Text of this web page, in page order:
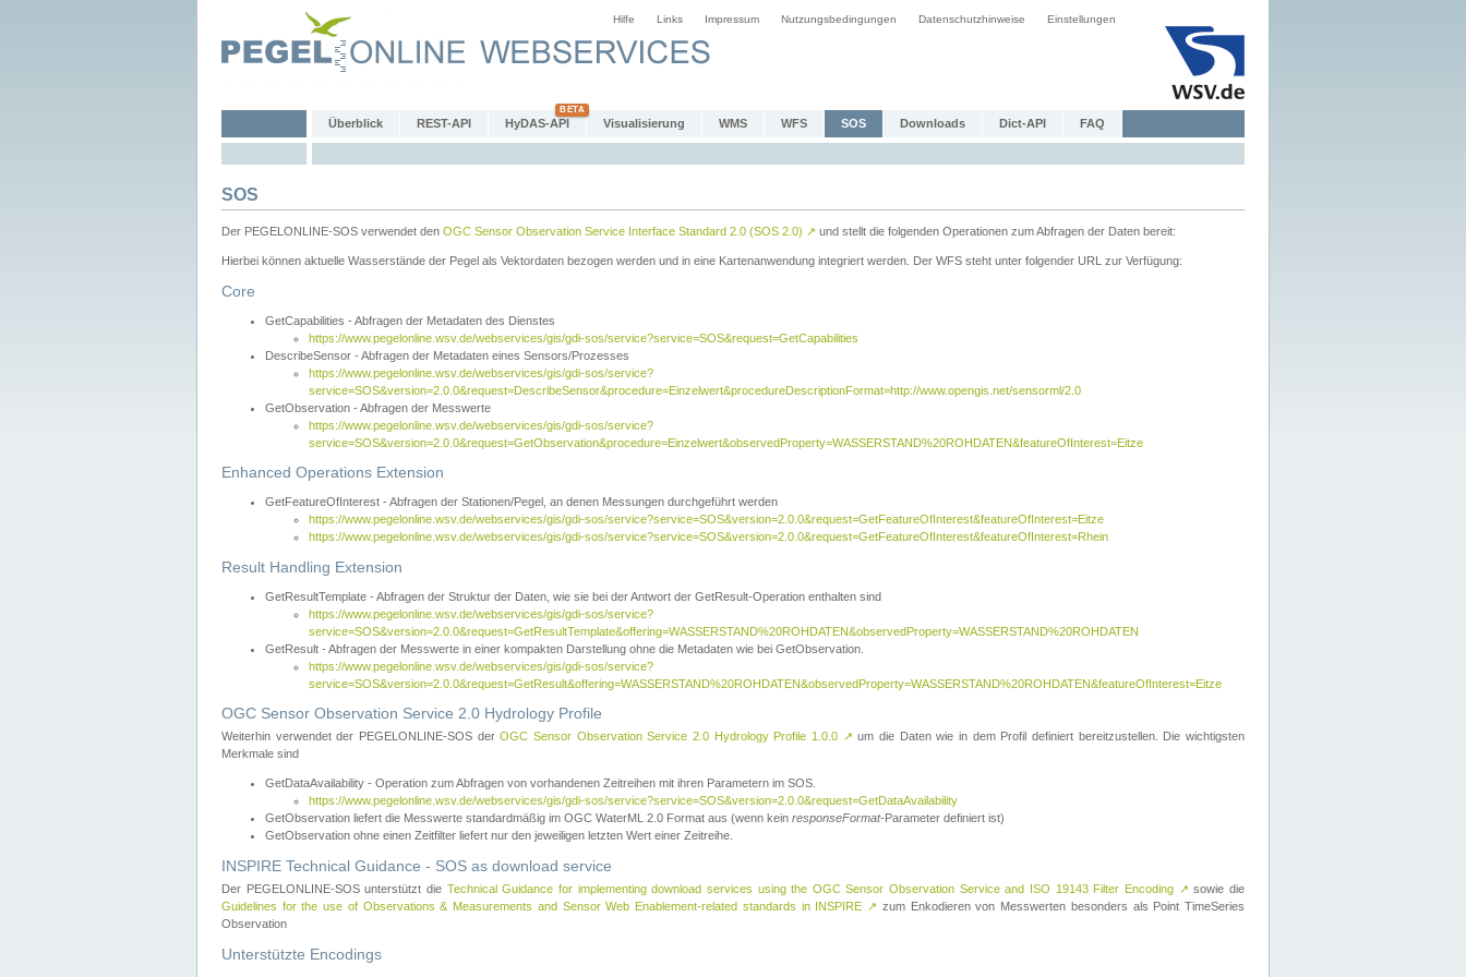
Hilfe Links Impressum Nutzungsbedingungen Datenschutzhinweise Einstellungen
Überblick REST-API HyDAS-API Visualisierung WMS WFS SOS Downloads Dict-API FAQ
SOS
Der PEGELONLINE-SOS verwendet den OGC Sensor Observation Service Interface Standard 2.0 (SOS 2.0) ↗ und stellt die folgenden Operationen zum Abfragen der Daten bereit:
Hierbei können aktuelle Wasserstände der Pegel als Vektordaten bezogen werden und in eine Kartenanwendung integriert werden. Der WFS steht unter folgender URL zur Verfügung:
Core
GetCapabilities - Abfragen der Metadaten des Dienstes
https://www.pegelonline.wsv.de/webservices/gis/gdi-sos/service?service=SOS&request=GetCapabilities
DescribeSensor - Abfragen der Metadaten eines Sensors/Prozesses
https://www.pegelonline.wsv.de/webservices/gis/gdi-sos/service?
service=SOS&version=2.0.0&request=DescribeSensor&procedure=Einzelwert&procedureDescriptionFormat=http://www.opengis.net/sensorml/2.0
GetObservation - Abfragen der Messwerte
https://www.pegelonline.wsv.de/webservices/gis/gdi-sos/service?
service=SOS&version=2.0.0&request=GetObservation&procedure=Einzelwert&observedProperty=WASSERSTAND%20ROHDATEN&featureOfInterest=Eitze
Enhanced Operations Extension
GetFeatureOfInterest - Abfragen der Stationen/Pegel, an denen Messungen durchgeführt werden
https://www.pegelonline.wsv.de/webservices/gis/gdi-sos/service?service=SOS&version=2.0.0&request=GetFeatureOfInterest&featureOfInterest=Eitze
https://www.pegelonline.wsv.de/webservices/gis/gdi-sos/service?service=SOS&version=2.0.0&request=GetFeatureOfInterest&featureOfInterest=Rhein
Result Handling Extension
GetResultTemplate - Abfragen der Struktur der Daten, wie sie bei der Antwort der GetResult-Operation enthalten sind
https://www.pegelonline.wsv.de/webservices/gis/gdi-sos/service?
service=SOS&version=2.0.0&request=GetResultTemplate&offering=WASSERSTAND%20ROHDATEN&observedProperty=WASSERSTAND%20ROHDATEN
GetResult - Abfragen der Messwerte in einer kompakten Darstellung ohne die Metadaten wie bei GetObservation.
https://www.pegelonline.wsv.de/webservices/gis/gdi-sos/service?
service=SOS&version=2.0.0&request=GetResult&offering=WASSERSTAND%20ROHDATEN&observedProperty=WASSERSTAND%20ROHDATEN&featureOfInterest=Eitze
OGC Sensor Observation Service 2.0 Hydrology Profile
Weiterhin verwendet der PEGELONLINE-SOS derOGC Sensor Observation Service 2.0 Hydrology Profile 1.0.0 ↗ um die Daten wie in dem Profil definiert bereitzustellen. Die wichtigsten
Merkmale sind
GetDataAvailability - Operation zum Abfragen von vorhandenen Zeitreihen mit ihren Parametern im SOS.
https://www.pegelonline.wsv.de/webservices/gis/gdi-sos/service?service=SOS&version=2.0.0&request=GetDataAvailability
GetObservation liefert die Messwerte standardmäßig im OGC WaterML 2.0 Format aus (wenn kein responseFormat-Parameter definiert ist)
GetObservation ohne einen Zeitfilter liefert nur den jeweiligen letzten Wert einer Zeitreihe.
INSPIRE Technical Guidance - SOS as download service
Der PEGELONLINE-SOS unterstützt die Technical Guidance for implementing download services using the OGC Sensor Observation Service and ISO 19143 Filter Encoding ↗ sowie die
Guidelines for the use of Observations & Measurements and Sensor Web Enablement-related standards in INSPIRE ↗ zum Enkodieren von Messwerten besonders als Point TimeSeries
Observation
Unterstützte Encodings